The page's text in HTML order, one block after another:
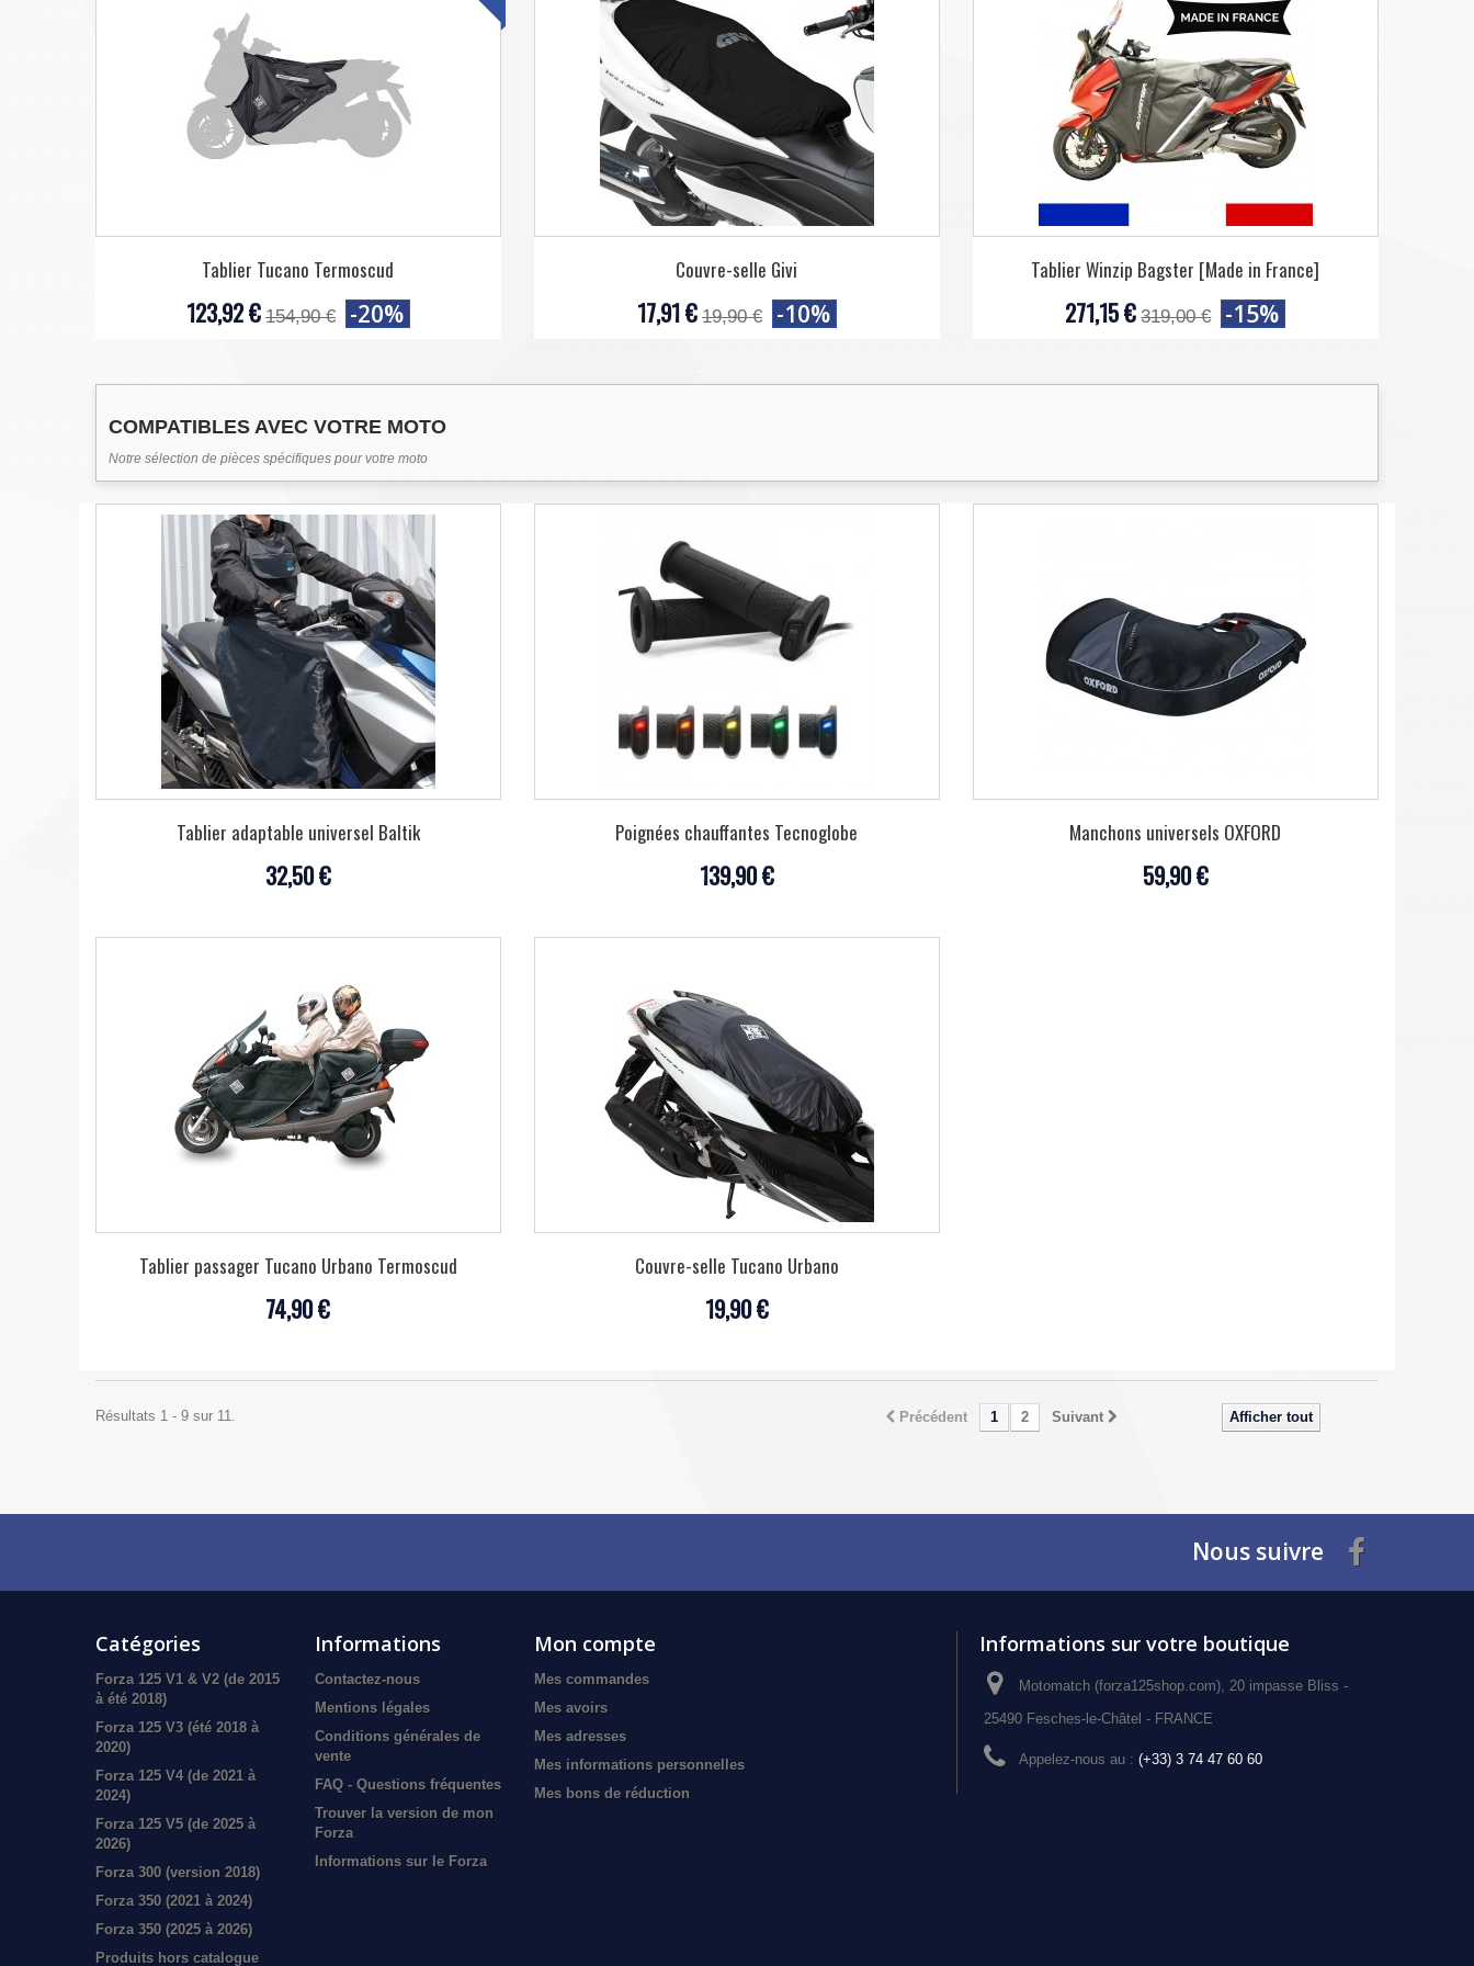
Tablier Tucano Termoscud
123,92 € 154,90 € -20%
Couvre-selle Givi
17,91 € 19,90 € -10%
Tablier Winzip Bagster [Made in France]
271,15 € 319,00 € -15%
COMPATIBLES AVEC VOTRE MOTO
Notre sélection de pièces spécifiques pour votre moto
Tablier adaptable universel Baltik
32,50 €
Poignées chauffantes Tecnoglobe
139,90 €
Manchons universels OXFORD
59,90 €
Tablier passager Tucano Urbano Termoscud
74,90 €
Couvre-selle Tucano Urbano
19,90 €
Afficher tout
Précédent 1 2 Suivant
Résultats 1 - 9 sur 11.
Nous suivre
Catégories
Forza 125 V1 & V2 (de 2015
à été 2018)
Forza 125 V3 (été 2018 à
2020)
Forza 125 V4 (de 2021 à
2024)
Forza 125 V5 (de 2025 à
2026)
Forza 300 (version 2018)
Forza 350 (2021 à 2024)
Forza 350 (2025 à 2026)
Produits hors catalogue
Informations
Contactez-nous
Mentions légales
Conditions générales de
vente
FAQ - Questions fréquentes
Trouver la version de mon
Forza
Informations sur le Forza
Mon compte
Mes commandes
Mes avoirs
Mes adresses
Mes informations personnelles
Mes bons de réduction
Informations sur votre boutique
Motomatch (forza125shop.com), 20 impasse Bliss -
25490 Fesches-le-Châtel - FRANCE
Appelez-nous au : (+33) 3 74 47 60 60